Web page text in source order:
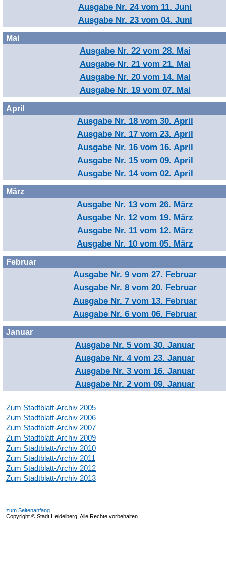
Ausgabe Nr. 24 vom 11. Juni
Ausgabe Nr. 23 vom 04. Juni
Mai
Ausgabe Nr. 22 vom 28. Mai
Ausgabe Nr. 21 vom 21. Mai
Ausgabe Nr. 20 vom 14. Mai
Ausgabe Nr. 19 vom 07. Mai
April
Ausgabe Nr. 18 vom 30. April
Ausgabe Nr. 17 vom 23. April
Ausgabe Nr. 16 vom 16. April
Ausgabe Nr. 15 vom 09. April
Ausgabe Nr. 14 vom 02. April
März
Ausgabe Nr. 13 vom 26. März
Ausgabe Nr. 12 vom 19. März
Ausgabe Nr. 11 vom 12. März
Ausgabe Nr. 10 vom 05. März
Februar
Ausgabe Nr. 9 vom 27. Februar
Ausgabe Nr. 8 vom 20. Februar
Ausgabe Nr. 7 vom 13. Februar
Ausgabe Nr. 6 vom 06. Februar
Januar
Ausgabe Nr. 5 vom 30. Januar
Ausgabe Nr. 4 vom 23. Januar
Ausgabe Nr. 3 vom 16. Januar
Ausgabe Nr. 2 vom 09. Januar
Zum Stadtblatt-Archiv 2005
Zum Stadtblatt-Archiv 2006
Zum Stadtblatt-Archiv 2007
Zum Stadtblatt-Archiv 2009
Zum Stadtblatt-Archiv 2010
Zum Stadtblatt-Archiv 2011
Zum Stadtblatt-Archiv 2012
Zum Stadtblatt-Archiv 2013
zum Seitenanfang
Copyright © Stadt Heidelberg, Alle Rechte vorbehalten